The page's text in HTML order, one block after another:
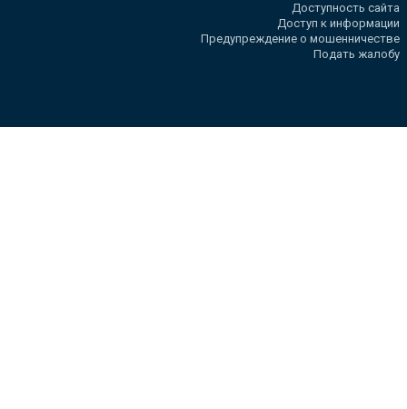
Доступность сайта
Доступ к информации
Предупреждение о мошенничестве
Подать жалобу